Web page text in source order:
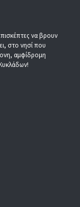
να βρουν
στο νησί που
αμφίδρομη